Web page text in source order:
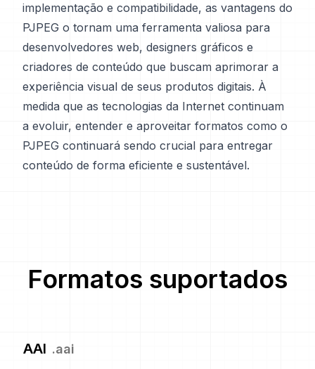
implementação e compatibilidade, as vantagens do
PJPEG o tornam uma ferramenta valiosa para
desenvolvedores web, designers gráficos e
criadores de conteúdo que buscam aprimorar a
experiência visual de seus produtos digitais. À
medida que as tecnologias da Internet continuam
a evoluir, entender e aproveitar formatos como o
PJPEG continuará sendo crucial para entregar
conteúdo de forma eficiente e sustentável.
Formatos suportados
AAI .aai